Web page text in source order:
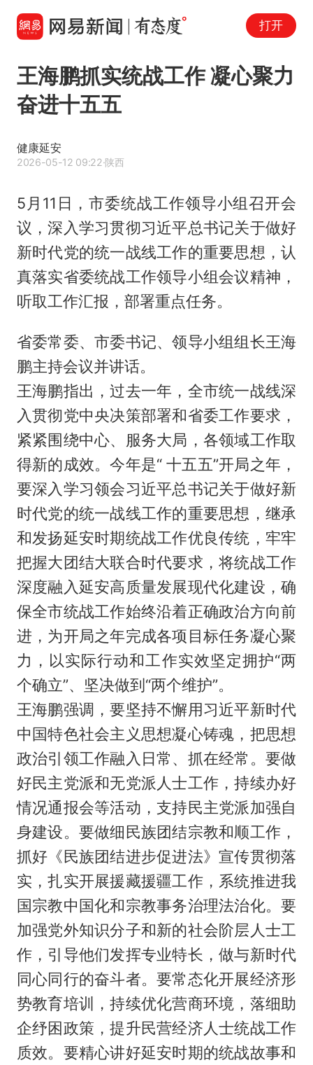
打开
王海鹏抓实统战工作 凝心聚力
奋进十五五
健康延安
2026-05-12 09:22·陕西
5月11日，市委统战工作领导小组召开会
议，深入学习贯彻习近平总书记关于做好
新时代党的统一战线工作的重要思想，认
真落实省委统战工作领导小组会议精神，
听取工作汇报，部署重点任务。
省委常委、市委书记、领导小组组长王海
鹏主持会议并讲话。
王海鹏指出，过去一年，全市统一战线深
入贯彻党中央决策部署和省委工作要求，
紧紧围绕中心、服务大局，各领域工作取
得新的成效。今年是“ 十五五”开局之年，
要深入学习领会习近平总书记关于做好新
时代党的统一战线工作的重要思想，继承
和发扬延安时期统战工作优良传统，牢牢
把握大团结大联合时代要求，将统战工作
深度融入延安高质量发展现代化建设，确
保全市统战工作始终沿着正确政治方向前
进，为开局之年完成各项目标任务凝心聚
力，以实际行动和工作实效坚定拥护“两
个确立”、坚决做到“两个维护”。
王海鹏强调，要坚持不懈用习近平新时代
中国特色社会主义思想凝心铸魂，把思想
政治引领工作融入日常、抓在经常。要做
好民主党派和无党派人士工作，持续办好
情况通报会等活动，支持民主党派加强自
身建设。要做细民族团结宗教和顺工作，
抓好《民族团结进步促进法》宣传贯彻落
实，扎实开展援藏援疆工作，系统推进我
国宗教中国化和宗教事务治理法治化。要
加强党外知识分子和新的社会阶层人士工
作，引导他们发挥专业特长，做与新时代
同心同行的奋斗者。要常态化开展经济形
势教育培训，持续优化营商环境，落细助
企纾困政策，提升民营经济人士统战工作
质效。要精心讲好延安时期的统战故事和